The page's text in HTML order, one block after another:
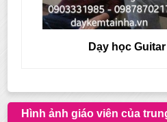
Dạy học
Hình ảnh giáo viên của